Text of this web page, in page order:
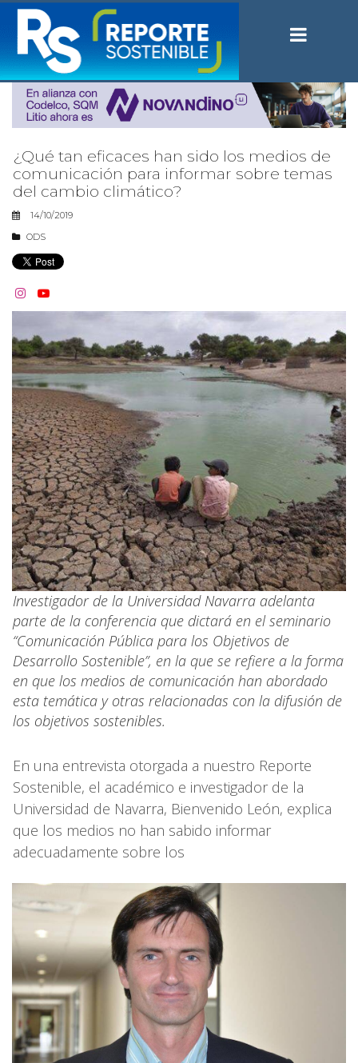
¿Qué tan eficaces han sido los medios de
comunicación para informar sobre temas
del cambio climático?
14/10/2019
ODS
 
Investigador de la Universidad Navarra adelanta
parte de la conferencia que dictará en el seminario
“Comunicación Pública para los Objetivos de
Desarrollo Sostenible”, en la que se refiere a la forma
en que los medios de comunicación han abordado
esta temática y otras relacionadas con la difusión de
los objetivos sostenibles.
En una entrevista otorgada a nuestro Reporte
Sostenible, el académico e investigador de la
Universidad de Navarra, Bienvenido León, explica
que los medios no han sabido informar
adecuadamente sobre los